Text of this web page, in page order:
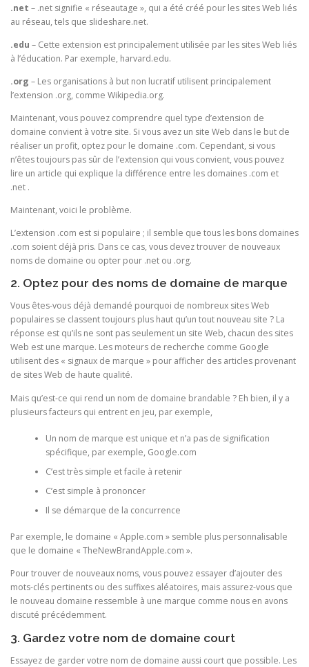
.net – .net signifie « réseautage », qui a été créé pour les sites Web liés
au réseau, tels que slideshare.net.
.edu – Cette extension est principalement utilisée par les sites Web liés
à l’éducation. Par exemple, harvard.edu.
.org – Les organisations à but non lucratif utilisent principalement
l’extension .org, comme Wikipedia.org.
Maintenant, vous pouvez comprendre quel type d’extension de
domaine convient à votre site. Si vous avez un site Web dans le but de
réaliser un profit, optez pour le domaine .com. Cependant, si vous
n’êtes toujours pas sûr de l’extension qui vous convient, vous pouvez
lire un article qui explique la différence entre les domaines .com et
.net .
Maintenant, voici le problème.
L’extension .com est si populaire ; il semble que tous les bons domaines
.com soient déjà pris. Dans ce cas, vous devez trouver de nouveaux
noms de domaine ou opter pour .net ou .org.
2. Optez pour des noms de domaine de marque
Vous êtes-vous déjà demandé pourquoi de nombreux sites Web
populaires se classent toujours plus haut qu’un tout nouveau site ? La
réponse est qu’ils ne sont pas seulement un site Web, chacun des sites
Web est une marque. Les moteurs de recherche comme Google
utilisent des « signaux de marque » pour afficher des articles provenant
de sites Web de haute qualité.
Mais qu’est-ce qui rend un nom de domaine brandable ? Eh bien, il y a
plusieurs facteurs qui entrent en jeu, par exemple,
Un nom de marque est unique et n’a pas de signification
spécifique, par exemple, Google.com
C’est très simple et facile à retenir
C’est simple à prononcer
Il se démarque de la concurrence
Par exemple, le domaine « Apple.com » semble plus personnalisable
que le domaine « TheNewBrandApple.com ».
Pour trouver de nouveaux noms, vous pouvez essayer d’ajouter des
mots-clés pertinents ou des suffixes aléatoires, mais assurez-vous que
le nouveau domaine ressemble à une marque comme nous en avons
discuté précédemment.
3. Gardez votre nom de domaine court
Essayez de garder votre nom de domaine aussi court que possible. Les